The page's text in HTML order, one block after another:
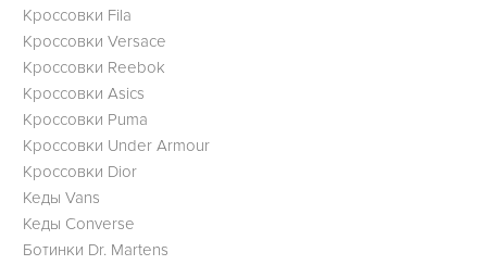
Кроссовки Fila
Кроссовки Versace
Кроссовки Reebok
Кроссовки Asics
Кроссовки Puma
Кроссовки Under Armour
Кроссовки Dior
Кеды Vans
Кеды Converse
Ботинки Dr. Martens